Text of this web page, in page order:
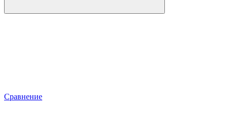
Сравнение